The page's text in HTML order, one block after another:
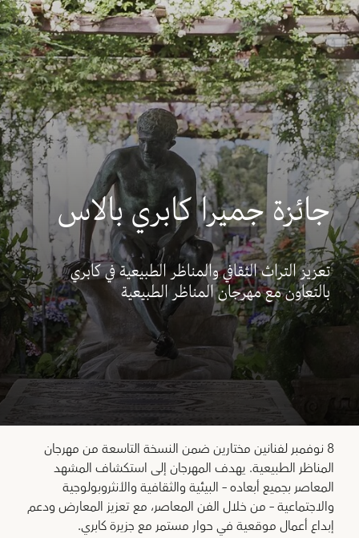
جائزة جميرا كابري بالاس
تعزيز التراث الثقافي والمناظر الطبيعية في كابري
بالتعاون مع مهرجان المناظر الطبيعية
8 نوفمبر لفنانين مختارين ضمن النسخة التاسعة من مهرجان
المناظر الطبيعية. يهدف المهرجان إلى استكشاف المشهد
المعاصر بجميع أبعاده – البيئية والثقافية والأنثروبولوجية
والاجتماعية – من خلال الفن المعاصر، مع تعزيز المعارض ودعم
إبداع أعمال موقعية في حوار مستمر مع جزيرة كابري.